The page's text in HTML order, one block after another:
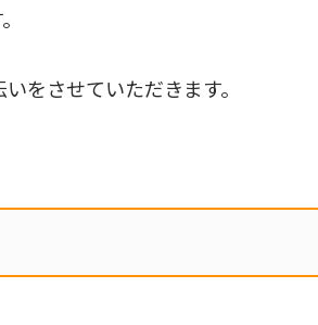
をさせていただきます。